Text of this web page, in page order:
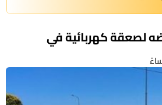
لصعقة كهربائية في